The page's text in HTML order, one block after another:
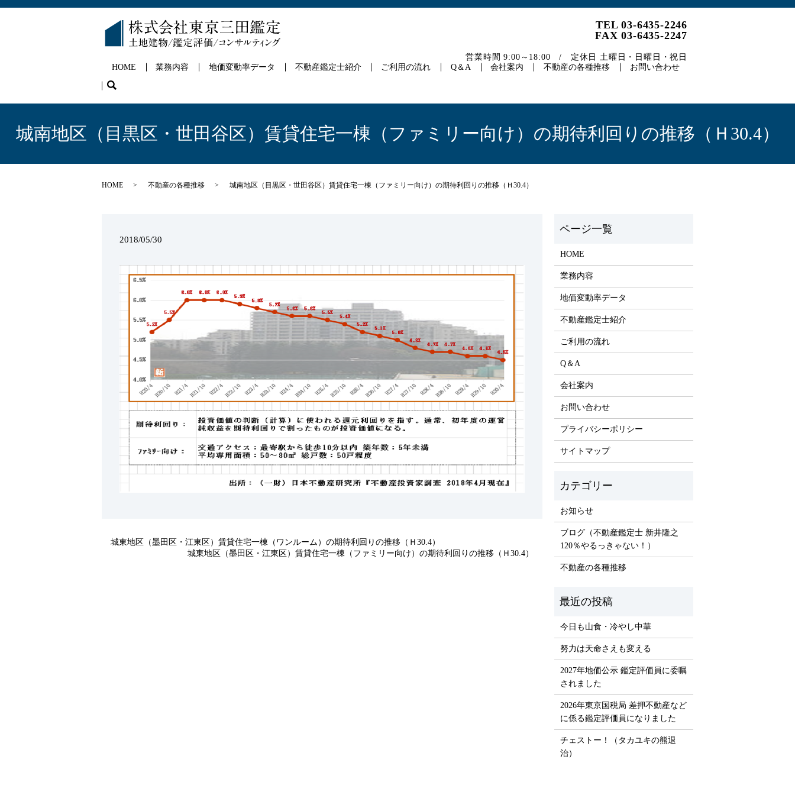
HOME 業務内容 地価変動率データ 不動産鑑定士紹介 ご利用の流れ Q＆A 会社案内 不動産の各種推移 お問い合わせ
search
TEL 03-6435-2246
FAX 03-6435-2247
営業時間 9:00～18:00 / 定休日 土曜日・日曜日・祝日
城南地区（目黒区・世田谷区）賃貸住宅一棟（ファミリー向け）の期待利回りの推移（Ｈ30.4）
HOME 不動産の各種推移 城南地区（目黒区・世田谷区）賃貸住宅一棟（ファミリー向け）の期待利回りの推移（Ｈ30.4）
2018/05/30
城東地区（墨田区・江東区）賃貸住宅一棟（ワンルーム）の期待利回りの推移（Ｈ30.4）
城東地区（墨田区・江東区）賃貸住宅一棟（ファミリー向け）の期待利回りの推移（Ｈ30.4）
HOME
業務内容
地価変動率データ
不動産鑑定士紹介
ご利用の流れ
Q＆A
会社案内
お問い合わせ
プライバシーポリシー
サイトマップ
お知らせ
ブログ（不動産鑑定士 新井隆之
120％やるっきゃない！）
不動産の各種推移
今日も山食・冷やし中華
努力は天命さえも変える
2027年地価公示 鑑定評価員に委嘱
されました
2026年東京国税局 差押不動産など
に係る鑑定評価員になりました
チェストー！（タカユキの熊退
治）